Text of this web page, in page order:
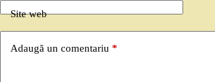
Site web
Adaugă un comentariu *